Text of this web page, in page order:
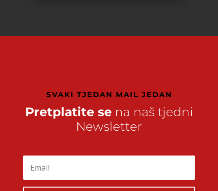
SVAKI TJEDAN MAIL JEDAN
Pretplatite se na naš tjedni
Newsletter